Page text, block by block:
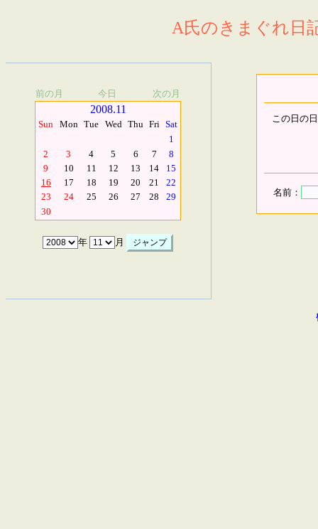
A氏のきまぐれ日
前の月 今日 次の月
2008.11
Sun Mon Tue Wed Thu Fri Sat
1
2
3 4 5 6 7
8
9
10 11 12 13 14
15
16
17 18 19 20 21
22
23
24 25 26 27 28
29
30
年 月
この日の
名前：